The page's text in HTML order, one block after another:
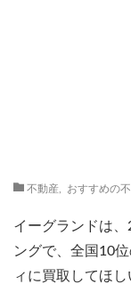
不動産, おすすめの
イーグランドは
ングで、全国10
ィに買取してほ